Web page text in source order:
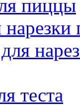
пиццы
теста